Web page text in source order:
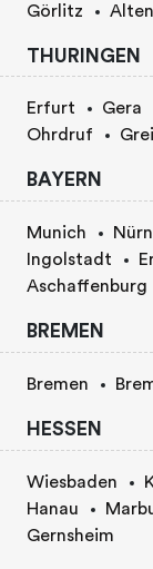
Görlitz
THURINGEN
Erfurt Gera
Ohrdruf
BAYERN
Munich
Ingolstadt
Aschaffenburg
BREMEN
Bremen
HESSEN
Wiesbaden
Hanau
Gernsheim